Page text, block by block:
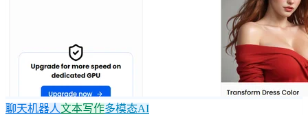
聊天机器人文本写作多模态AI